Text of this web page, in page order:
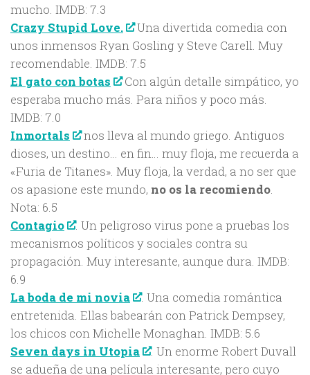
mucho. IMDB: 7.3
Crazy Stupid Love.
Una divertida comedia con
unos inmensos Ryan Gosling y Steve Carell. Muy
recomendable. IMDB: 7.5
El gato con botas
Con algún detalle simpático, yo
esperaba mucho más. Para niños y poco más.
IMDB: 7.0
Inmortals
nos lleva al mundo griego. Antiguos
dioses, un destino… en fin… muy floja, me recuerda a
«Furia de Titanes». Muy floja, la verdad, a no ser que
os apasione este mundo, no os la recomiendo
Nota: 6.5
Contagio
. Un peligroso virus pone a pruebas los
mecanismos políticos y sociales contra su
propagación. Muy interesante, aunque dura. IMDB:
6.9
La boda de mi novia
. Una comedia romántica
entretenida. Ellas babearán con Patrick Dempsey,
los chicos con Michelle Monaghan. IMDB: 5.6
Seven days in Utopia
. Un enorme Robert Duvall
se adueña de una película interesante, pero cuyo